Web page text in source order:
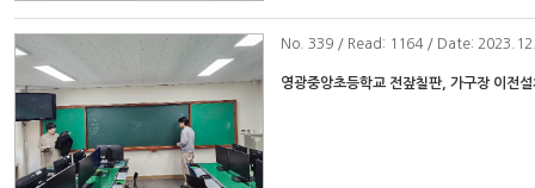
No . 339 / Read: 1164 / Date:
영광중앙초등학교 전잪칠판, 가구장 이전